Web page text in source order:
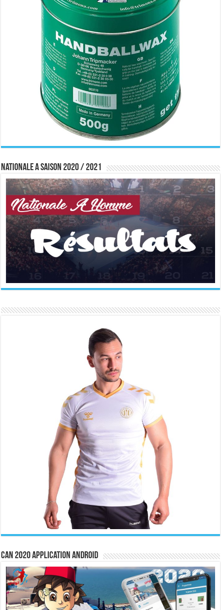
Nationale A saison 2020 / 2021
CAN 2020 Application Android